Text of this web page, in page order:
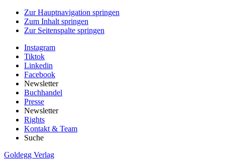
Zur Hauptnavigation springen
Zum Inhalt springen
Zur Seitenspalte springen
Instagram
Tiktok
Linkedin
Facebook
Newsletter
Buchhandel
Presse
Newsletter
Rights
Kontakt & Team
Suche
Goldegg Verlag